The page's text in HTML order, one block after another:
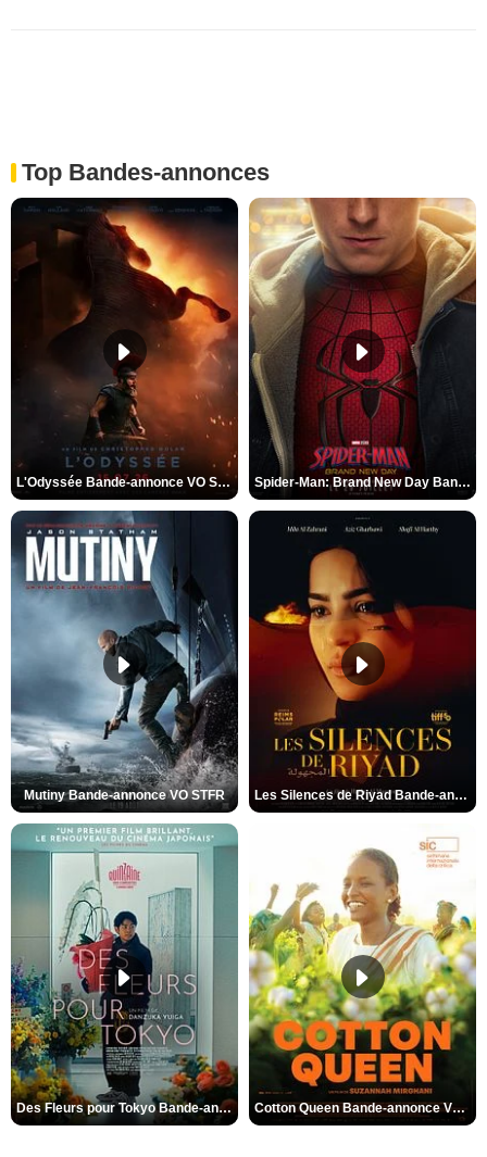
Top Bandes-annonces
L'Odyssée Bande-annonce VO STFR Spider-Man: Brand New Day Bande-annonce VO STFR
Mutiny Bande-annonce VO STFR Les Silences de Riyad Bande-annonce VO STFR
Des Fleurs pour Tokyo Bande-annonce VO STFR Cotton Queen Bande-annonce VO STFR